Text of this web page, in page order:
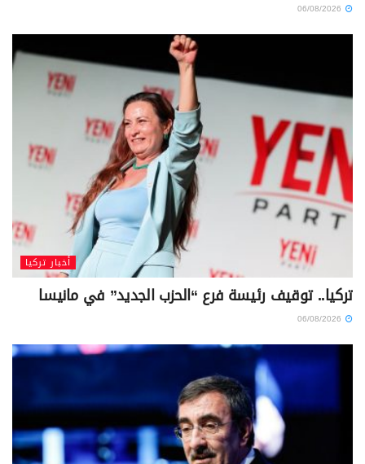
أخبار تركيا
تركيا.. توقيف رئيسة فرع “الحزب الجديد” في مانيسا